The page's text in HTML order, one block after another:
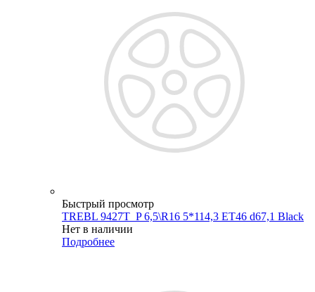
Быстрый просмотр
TREBL 9427T_P 6,5\R16 5*114,3 ET46 d67,1 Black
Нет в наличии
Подробнее